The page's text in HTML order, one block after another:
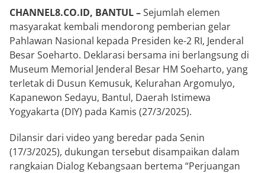
CHANNEL8.CO.ID, BANTUL –Sejumlah elemen
masyarakat kembali mendorong pemberian gelar
Pahlawan Nasional kepada Presiden ke-2 RI, Jenderal
Besar Soeharto. Deklarasi bersama ini berlangsung di
Museum Memorial Jenderal Besar HM Soeharto, yang
terletak di Dusun Kemusuk, Kelurahan Argomulyo,
Kapanewon Sedayu, Bantul, Daerah Istimewa
Yogyakarta (DIY) pada Kamis (27/3/2025).
Dilansir dari video yang beredar pada Senin
(17/3/2025), dukungan tersebut disampaikan dalam
rangkaian Dialog Kebangsaan bertema “Perjuangan